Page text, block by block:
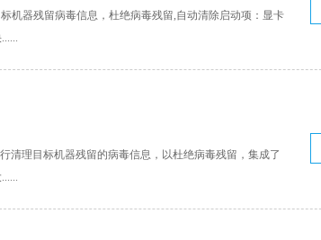
机器残留病毒信息，杜绝病毒残留,自动清除启动项：显卡
清理目标机器残留的病毒信息，以杜绝病毒残留，集成了